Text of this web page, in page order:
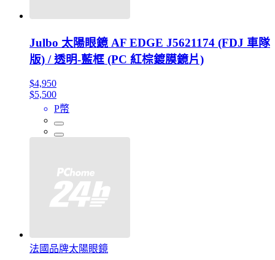
Julbo 太陽眼鏡 AF EDGE J5621174 (FDJ 車隊
版) / 透明-藍框 (PC 紅棕鍍膜鏡片)
$4,950
$5,500
P幣
法國品牌太陽眼鏡